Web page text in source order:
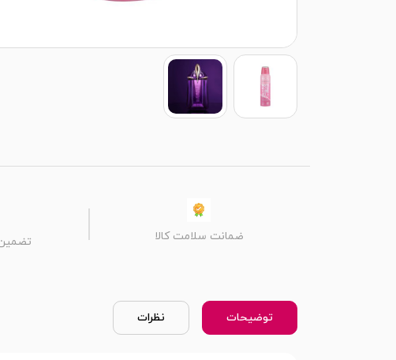
ضمانت سلامت کالا
توضیحات نظرات